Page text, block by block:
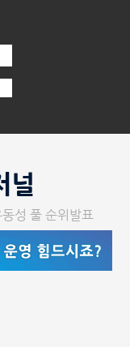
널
성 풀 순위발표